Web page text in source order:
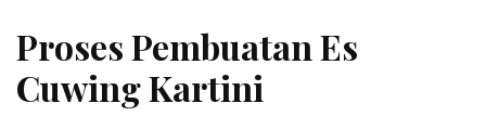
Proses Pembuatan Es
Cuwing Kartini